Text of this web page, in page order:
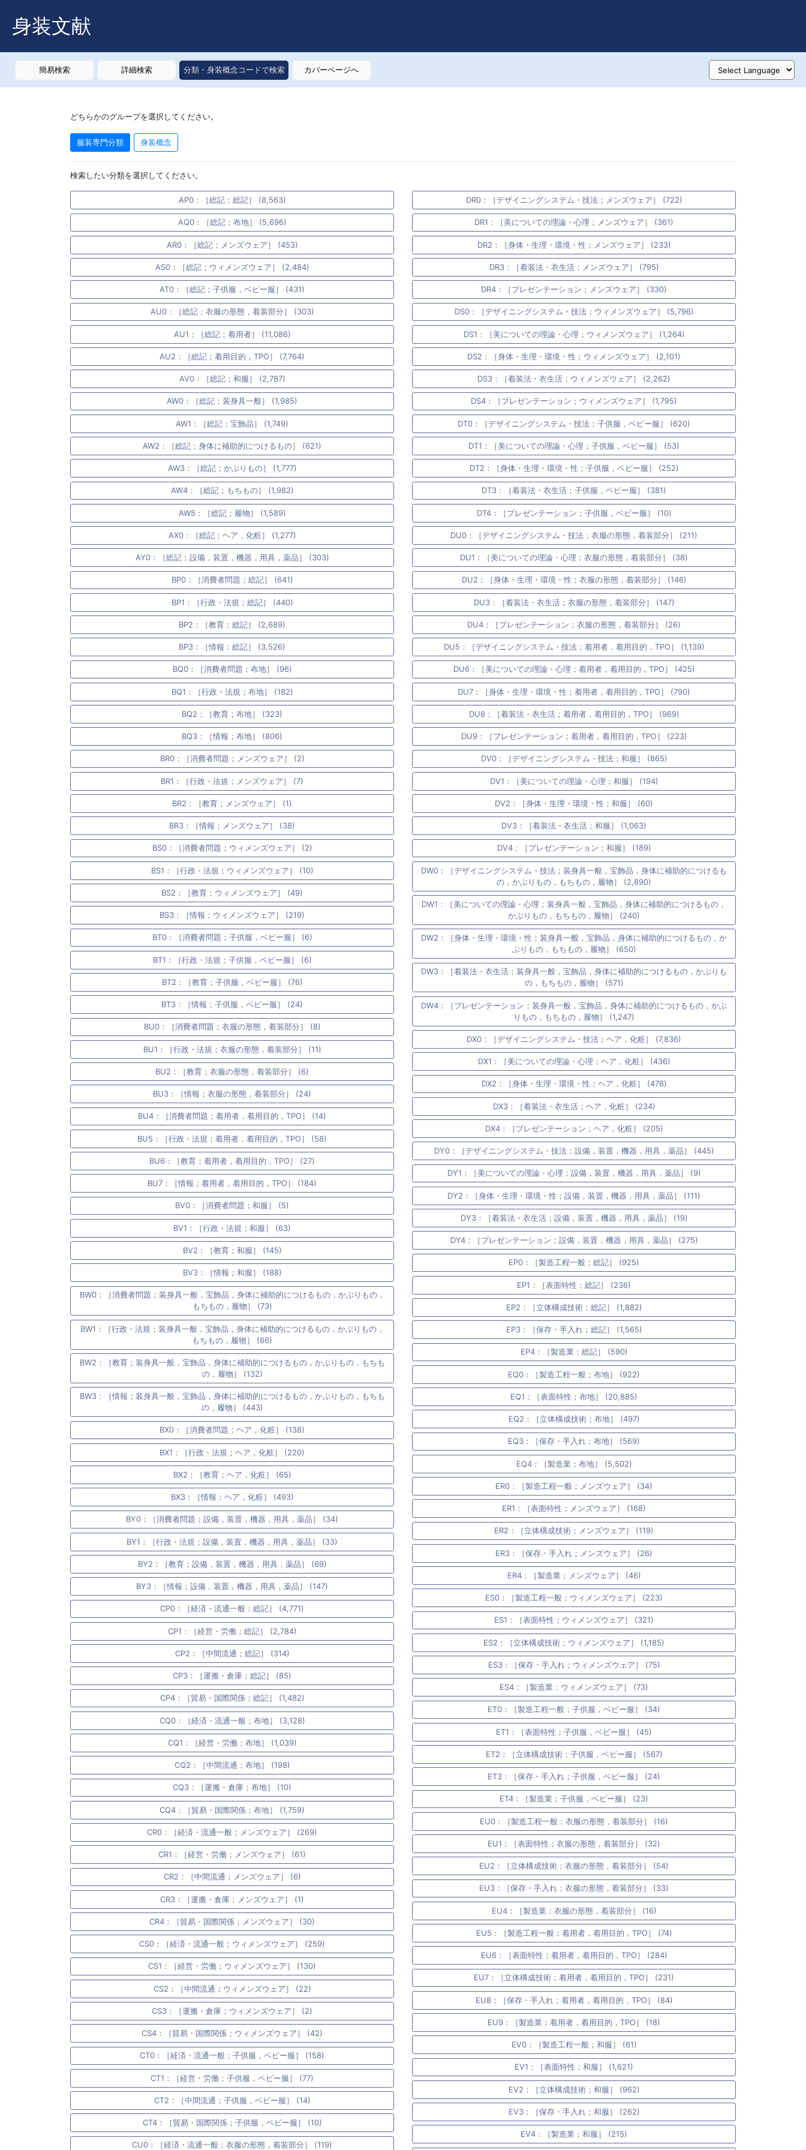
身装文献
簡易検索 詳細検索 分類・身装概念コードで検索 カバーページへ
どちらかのグループを選択してください。
服装専門分類 身装概念
検索したい分類を選択してください。
AP0：［総記；総記］ (8,563)
AQ0：［総記；布地］ (5,696)
AR0：［総記；メンズウェア］ (453)
AS0：［総記；ウィメンズウェア］ (2,484)
AT0：［総記；子供服，ベビー服］ (431)
AU0：［総記；衣服の形態，着装部分］ (303)
AU1：［総記；着用者］ (11,086)
AU2：［総記；着用目的，TPO］ (7,764)
AV0：［総記；和服］ (2,787)
AW0：［総記；装身具一般］ (1,985)
AW1：［総記；宝飾品］ (1,749)
AW2：［総記；身体に補助的につけるもの］ (621)
AW3：［総記；かぶりもの］ (1,777)
AW4：［総記；もちもの］ (1,982)
AW5：［総記；履物］ (1,589)
AX0：［総記；ヘア，化粧］ (1,277)
AY0：［総記；設備，装置，機器，用具，薬品］ (303)
BP0：［消費者問題；総記］ (641)
BP1：［行政・法規；総記］ (440)
BP2：［教育；総記］ (2,689)
BP3：［情報；総記］ (3,526)
BQ0：［消費者問題；布地］ (96)
BQ1：［行政・法規；布地］ (182)
BQ2：［教育；布地］ (323)
BQ3：［情報；布地］ (806)
BR0：［消費者問題；メンズウェア］ (2)
BR1：［行政・法規；メンズウェア］ (7)
BR2：［教育；メンズウェア］ (1)
BR3：［情報；メンズウェア］ (38)
BS0：［消費者問題；ウィメンズウェア］ (2)
BS1：［行政・法規；ウィメンズウェア］ (10)
BS2：［教育；ウィメンズウェア］ (49)
BS3：［情報；ウィメンズウェア］ (219)
BT0：［消費者問題；子供服，ベビー服］ (6)
BT1：［行政・法規；子供服，ベビー服］ (6)
BT2：［教育；子供服，ベビー服］ (76)
BT3：［情報；子供服，ベビー服］ (24)
BU0：［消費者問題；衣服の形態，着装部分］ (8)
BU1：［行政・法規；衣服の形態，着装部分］ (11)
BU2：［教育；衣服の形態，着装部分］ (6)
BU3：［情報；衣服の形態，着装部分］ (24)
BU4：［消費者問題；着用者，着用目的，TPO］ (14)
BU5：［行政・法規；着用者，着用目的，TPO］ (58)
BU6：［教育；着用者，着用目的，TPO］ (27)
BU7：［情報；着用者，着用目的，TPO］ (184)
BV0：［消費者問題；和服］ (5)
BV1：［行政・法規；和服］ (63)
BV2：［教育；和服］ (145)
BV3：［情報；和服］ (188)
BW0：［消費者問題；装身具一般，宝飾品，身体に補助的につけるもの，かぶりもの，
もちもの，履物］ (73)
BW1：［行政・法規；装身具一般，宝飾品，身体に補助的につけるもの，かぶりもの，
もちもの，履物］ (66)
BW2：［教育；装身具一般，宝飾品，身体に補助的につけるもの，かぶりもの，もちも
の，履物］ (132)
BW3：［情報；装身具一般，宝飾品，身体に補助的につけるもの，かぶりもの，もちも
の，履物］ (443)
BX0：［消費者問題；ヘア，化粧］ (138)
BX1：［行政・法規；ヘア，化粧］ (220)
BX2：［教育；ヘア，化粧］ (65)
BX3：［情報；ヘア，化粧］ (493)
BY0：［消費者問題；設備，装置，機器，用具，薬品］ (34)
BY1：［行政・法規；設備，装置，機器，用具，薬品］ (33)
BY2：［教育；設備，装置，機器，用具，薬品］ (69)
BY3：［情報；設備，装置，機器，用具，薬品］ (147)
CP0：［経済・流通一般；総記］ (4,771)
CP1：［経営・労働；総記］ (2,784)
CP2：［中間流通；総記］ (314)
CP3：［運搬・倉庫；総記］ (85)
CP4：［貿易・国際関係；総記］ (1,482)
CQ0：［経済・流通一般；布地］ (3,128)
CQ1：［経営・労働；布地］ (1,039)
CQ2：［中間流通；布地］ (198)
CQ3：［運搬・倉庫；布地］ (10)
CQ4：［貿易・国際関係；布地］ (1,759)
CR0：［経済・流通一般；メンズウェア］ (269)
CR1：［経営・労働；メンズウェア］ (61)
CR2：［中間流通；メンズウェア］ (6)
CR3：［運搬・倉庫；メンズウェア］ (1)
CR4：［貿易・国際関係；メンズウェア］ (30)
CS0：［経済・流通一般；ウィメンズウェア］ (259)
CS1：［経営・労働；ウィメンズウェア］ (130)
CS2：［中間流通；ウィメンズウェア］ (22)
CS3：［運搬・倉庫；ウィメンズウェア］ (2)
CS4：［貿易・国際関係；ウィメンズウェア］ (42)
CT0：［経済・流通一般；子供服，ベビー服］ (158)
CT1：［経営・労働；子供服，ベビー服］ (77)
CT2：［中間流通；子供服，ベビー服］ (14)
CT4：［貿易・国際関係；子供服，ベビー服］ (10)
CU0：［経済・流通一般；衣服の形態，着装部分］ (119)
DR0：［デザイニングシステム・技法；メンズウェア］ (722)
DR1：［美についての理論・心理；メンズウェア］ (361)
DR2：［身体・生理・環境・性；メンズウェア］ (233)
DR3：［着装法・衣生活；メンズウェア］ (795)
DR4：［プレゼンテーション；メンズウェア］ (330)
DS0：［デザイニングシステム・技法；ウィメンズウェア］ (5,796)
DS1：［美についての理論・心理；ウィメンズウェア］ (1,264)
DS2：［身体・生理・環境・性；ウィメンズウェア］ (2,101)
DS3：［着装法・衣生活；ウィメンズウェア］ (2,262)
DS4：［プレゼンテーション；ウィメンズウェア］ (1,795)
DT0：［デザイニングシステム・技法；子供服，ベビー服］ (620)
DT1：［美についての理論・心理；子供服，ベビー服］ (53)
DT2：［身体・生理・環境・性；子供服，ベビー服］ (252)
DT3：［着装法・衣生活；子供服，ベビー服］ (381)
DT4：［プレゼンテーション；子供服，ベビー服］ (10)
DU0：［デザイニングシステム・技法；衣服の形態，着装部分］ (211)
DU1：［美についての理論・心理；衣服の形態，着装部分］ (38)
DU2：［身体・生理・環境・性；衣服の形態，着装部分］ (146)
DU3：［着装法・衣生活；衣服の形態，着装部分］ (147)
DU4：［プレゼンテーション；衣服の形態，着装部分］ (26)
DU5：［デザイニングシステム・技法；着用者，着用目的，TPO］ (1,139)
DU6：［美についての理論・心理；着用者，着用目的，TPO］ (425)
DU7：［身体・生理・環境・性；着用者，着用目的，TPO］ (790)
DU8：［着装法・衣生活；着用者，着用目的，TPO］ (969)
DU9：［プレゼンテーション；着用者，着用目的，TPO］ (223)
DV0：［デザイニングシステム・技法；和服］ (865)
DV1：［美についての理論・心理；和服］ (194)
DV2：［身体・生理・環境・性；和服］ (60)
DV3：［着装法・衣生活；和服］ (1,063)
DV4：［プレゼンテーション；和服］ (189)
DW0：［デザイニングシステム・技法；装身具一般，宝飾品，身体に補助的につけるも
の，かぶりもの，もちもの，履物］ (2,890)
DW1：［美についての理論・心理；装身具一般，宝飾品，身体に補助的につけるもの，
かぶりもの，もちもの，履物］ (240)
DW2：［身体・生理・環境・性；装身具一般，宝飾品，身体に補助的につけるもの，か
ぶりもの，もちもの，履物］ (650)
DW3：［着装法・衣生活；装身具一般，宝飾品，身体に補助的につけるもの，かぶりも
の，もちもの，履物］ (571)
DW4：［プレゼンテーション；装身具一般，宝飾品，身体に補助的につけるもの，かぶ
りもの，もちもの，履物］ (1,247)
DX0：［デザイニングシステム・技法；ヘア，化粧］ (7,836)
DX1：［美についての理論・心理；ヘア，化粧］ (436)
DX2：［身体・生理・環境・性；ヘア，化粧］ (476)
DX3：［着装法・衣生活；ヘア，化粧］ (234)
DX4：［プレゼンテーション；ヘア，化粧］ (205)
DY0：［デザイニングシステム・技法；設備，装置，機器，用具，薬品］ (445)
DY1：［美についての理論・心理；設備，装置，機器，用具，薬品］ (9)
DY2：［身体・生理・環境・性；設備，装置，機器，用具，薬品］ (111)
DY3：［着装法・衣生活；設備，装置，機器，用具，薬品］ (19)
DY4：［プレゼンテーション；設備，装置，機器，用具，薬品］ (275)
EP0：［製造工程一般；総記］ (925)
EP1：［表面特性；総記］ (236)
EP2：［立体構成技術；総記］ (1,882)
EP3：［保存・手入れ；総記］ (1,565)
EP4：［製造業；総記］ (590)
EQ0：［製造工程一般；布地］ (922)
EQ1：［表面特性；布地］ (20,885)
EQ2：［立体構成技術；布地］ (497)
EQ3：［保存・手入れ；布地］ (569)
EQ4：［製造業；布地］ (5,502)
ER0：［製造工程一般；メンズウェア］ (34)
ER1：［表面特性；メンズウェア］ (168)
ER2：［立体構成技術；メンズウェア］ (119)
ER3：［保存・手入れ；メンズウェア］ (26)
ER4：［製造業；メンズウェア］ (46)
ES0：［製造工程一般；ウィメンズウェア］ (223)
ES1：［表面特性；ウィメンズウェア］ (321)
ES2：［立体構成技術；ウィメンズウェア］ (1,185)
ES3：［保存・手入れ；ウィメンズウェア］ (75)
ES4：［製造業；ウィメンズウェア］ (73)
ET0：［製造工程一般；子供服，ベビー服］ (34)
ET1：［表面特性；子供服，ベビー服］ (45)
ET2：［立体構成技術；子供服，ベビー服］ (567)
ET3：［保存・手入れ；子供服，ベビー服］ (24)
ET4：［製造業；子供服，ベビー服］ (23)
EU0：［製造工程一般；衣服の形態，着装部分］ (16)
EU1：［表面特性；衣服の形態，着装部分］ (32)
EU2：［立体構成技術；衣服の形態，着装部分］ (54)
EU3：［保存・手入れ；衣服の形態，着装部分］ (33)
EU4：［製造業；衣服の形態，着装部分］ (16)
EU5：［製造工程一般；着用者，着用目的，TPO］ (74)
EU6：［表面特性；着用者，着用目的，TPO］ (284)
EU7：［立体構成技術；着用者，着用目的，TPO］ (231)
EU8：［保存・手入れ；着用者，着用目的，TPO］ (84)
EU9：［製造業；着用者，着用目的，TPO］ (18)
EV0：［製造工程一般；和服］ (61)
EV1：［表面特性；和服］ (1,621)
EV2：［立体構成技術；和服］ (962)
EV3：［保存・手入れ；和服］ (262)
EV4：［製造業；和服］ (215)